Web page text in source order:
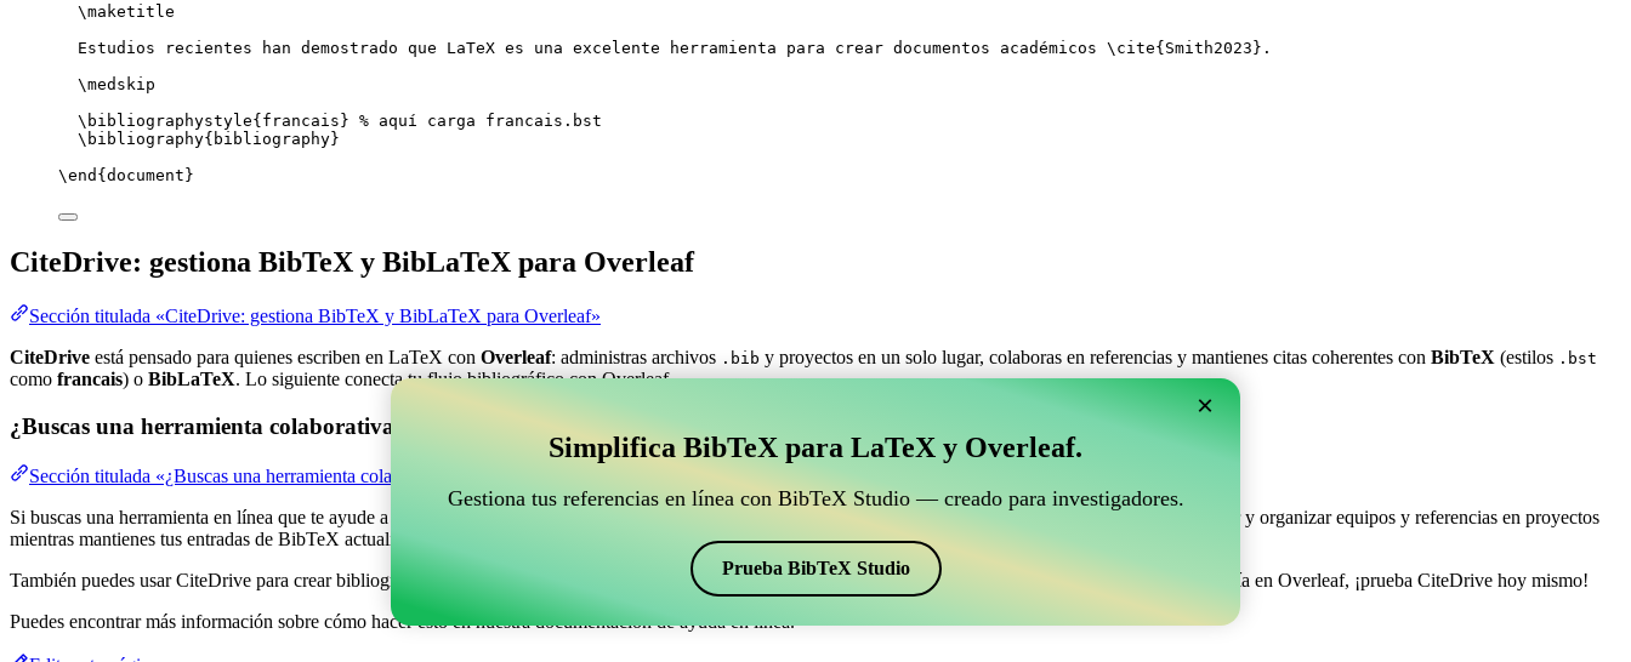
\maketitle
Estudios recientes han demostrado que LaTeX es una excelente herramienta para crear documentos académicos \cite{ Smith2023 }.
\medskip
\bibliographystyle{francais} % aquí carga francais.bst
\bibliography{bibliography}
\end { document }
CiteDrive: gestiona BibTeX y BibLaTeX para Overleaf
Sección titulada «CiteDrive: gestiona BibTeX y BibLaTeX para Overleaf»
CiteDrive está pensado para quienes escriben en LaTeX con Overleaf: administras archivos .bib y proyectos en un solo lugar, colaboras en referencias y mantienes citas coherentes con BibTeX (estilos .bst
como francais) o BibLaTeX. Lo siguiente conecta tu flujo bibliográfico con Overleaf.
¿Buscas una herramienta colaborativa en línea para gestionar tus referencias BibTeX que se conecte con Overleaf?
Sección titulada «¿Buscas una herramienta colaborativa en línea para gestionar tus referencias BibTeX que se conecte con Overleaf?»
Si buscas una herramienta en línea que te ayude a gestionar tus referencias, citas y bibliografía en Overleaf, ¡CiteDrive puede ser perfecta! Te permite coleccionar y organizar equipos y referencias en proyectos
mientras mantienes tus entradas de BibTeX actualizadas en tu proyecto de Overleaf.
También puedes usar CiteDrive para crear bibliografías y citas en varios estilos, incluyendo francais. Así que si buscas una manera fácil de gestionar tu bibliografía en Overleaf, ¡prueba CiteDrive hoy mismo!
Puedes encontrar más información sobre cómo hacer esto en nuestra documentación de ayuda en línea.
×
Simplifica BibTeX para LaTeX y Overleaf.
Gestiona tus referencias en línea con BibTeX Studio — creado para investigadores.
Prueba BibTeX Studio